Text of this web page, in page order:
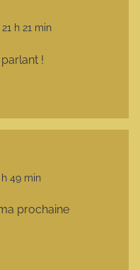
h 21 min
parlant !
49 min
prochaine